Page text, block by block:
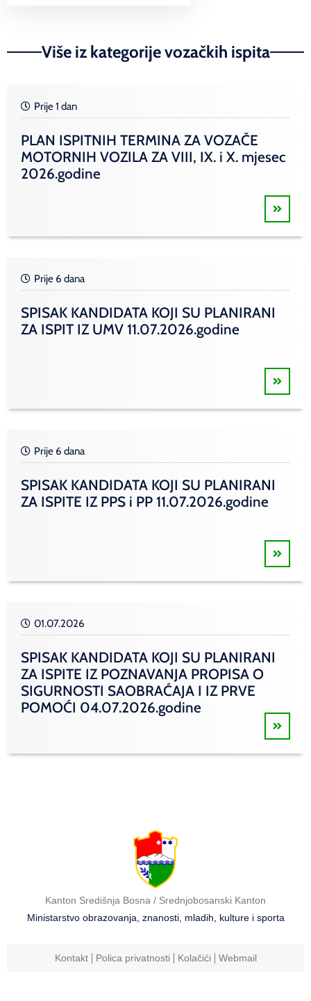
Više iz kategorije vozačkih ispita
Prije 1 dan
PLAN ISPITNIH TERMINA ZA VOZAČE
MOTORNIH VOZILA ZA VIII, IX. i X. mjesec
2026.godine
Prije 6 dana
SPISAK KANDIDATA KOJI SU PLANIRANI
ZA ISPIT IZ UMV 11.07.2026.godine
Prije 6 dana
SPISAK KANDIDATA KOJI SU PLANIRANI
ZA ISPITE IZ PPS i PP 11.07.2026.godine
01.07.2026
SPISAK KANDIDATA KOJI SU PLANIRANI
ZA ISPITE IZ POZNAVANJA PROPISA O
SIGURNOSTI SAOBRAĆAJA I IZ PRVE
POMOĆI 04.07.2026.godine
Kanton Središnja Bosna / Srednjobosanski Kanton
Ministarstvo obrazovanja, znanosti, mladih, kulture i sporta
Kontakt Polica privatnosti Kolačići Webmail